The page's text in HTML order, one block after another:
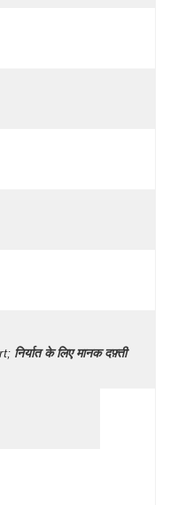
निर्यात के लिए मानक दफ़्ती